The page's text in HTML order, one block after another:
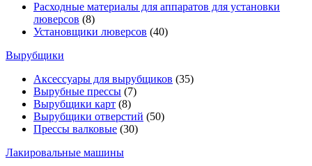
Расходные материалы для аппаратов для установки
люверсов (8)
Установщики люверсов (40)
Вырубщики
Аксессуары для вырубщиков (35)
Вырубные прессы (7)
Вырубщики карт (8)
Вырубщики отверстий (50)
Прессы валковые (30)
Лакировальные машины